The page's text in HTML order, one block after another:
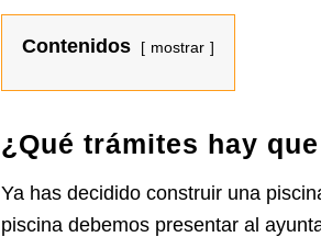
Contenidos mostrar
¿Qué trámites hay
Ya has decidido construir una
piscina debemos presentar al